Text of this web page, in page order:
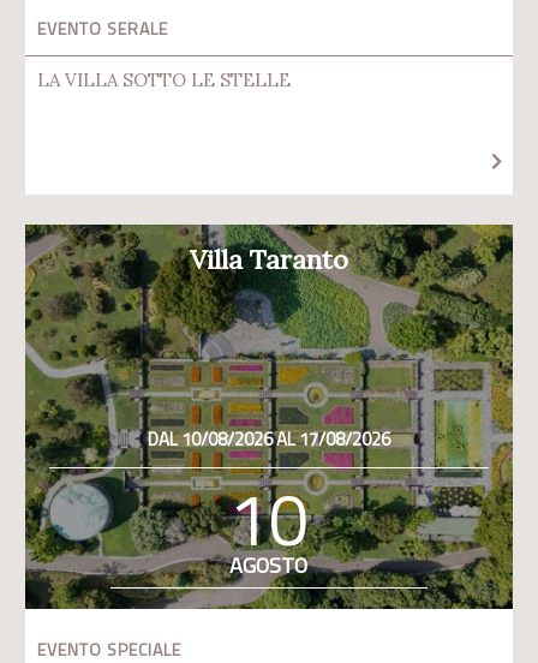
EVENTO SERALE
LA VILLA SOTTO LE STELLE
Villa Taranto
DAL 10/08/2026 AL 17/08/2026
10
AGOSTO
EVENTO SPECIALE